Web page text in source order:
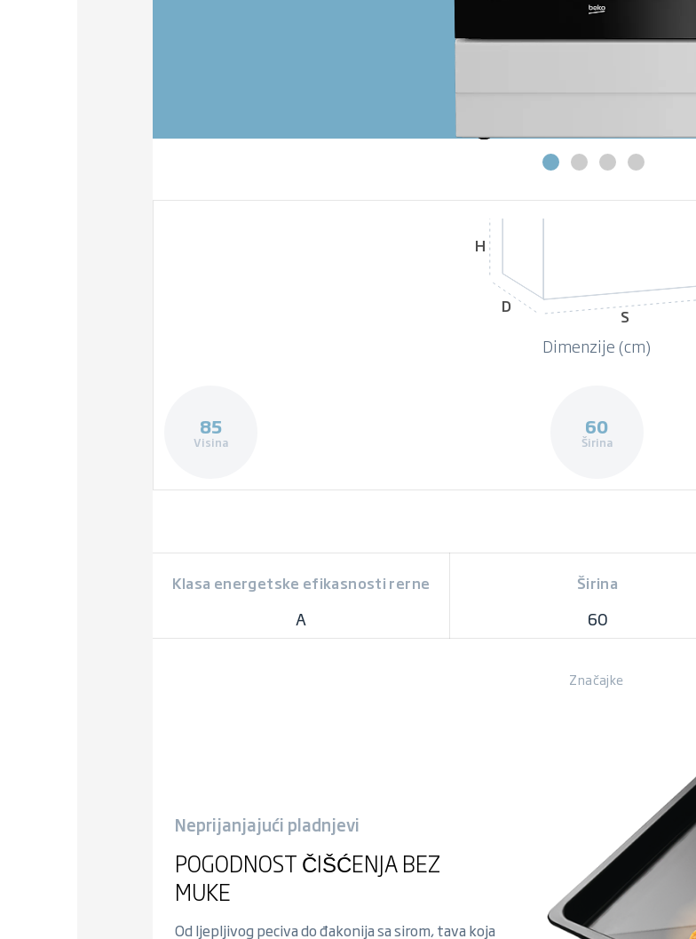
H
D
S
Dimenzije (cm)
85
Visina
60
Širina
Klasa energetske efikasnosti rerne
A
Širina
60
Značajke
Neprijanjajući pladnjevi
POGODNOST ČIŠĆENJA BEZ
MUKE
Od ljepljivog peciva do đakonija sa sirom, tava koja